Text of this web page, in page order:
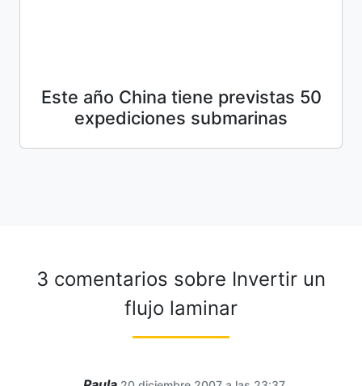
Este año China tiene previstas 50
expediciones submarinas
3 comentarios sobre Invertir un
flujo laminar